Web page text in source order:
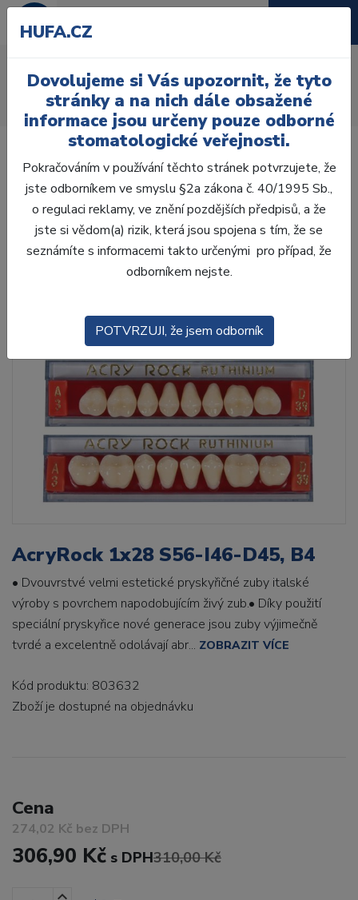
Úvod Zuby
AcryRock
AcryRock 1x28 S56-I46-D45, B4
AcryRock 1x28 S56-I46-D45, B4
• Dvouvrstvé velmi estetické pryskyřičné zuby italské
výroby s povrchem napodobujícím živý zub.• Díky použití
speciální pryskyřice nové generace jsou zuby výjimečně
tvrdé a excelentně odolávají abr... ZOBRAZIT VÍCE
Kód produktu: 803632
Zboží je dostupné na objednávku
Cena
274,02 Kč bez DPH
306,90 Kč s DPH310,00 Kč
HUFA.CZ
Dovolujeme si Vás upozornit, že tyto
stránky a na nich dále obsažené
informace jsou určeny pouze odborné
stomatologické veřejnosti.
Pokračováním v používání těchto stránek potvrzujete, že
jste odborníkem ve smyslu §2a zákona č. 40/1995 Sb.,
o regulaci reklamy, ve znění pozdějších předpisů, a že
jste si vědom(a) rizik, která jsou spojena s tím, že se
seznámíte s informacemi takto určenými pro případ, že
odborníkem nejste.
POTVRZUJI, že jsem odborník